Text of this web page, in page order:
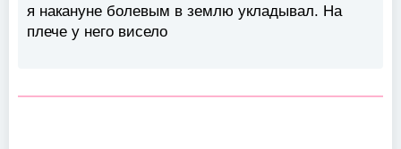
я накануне болевым в землю укладывал. На
плече у него висело